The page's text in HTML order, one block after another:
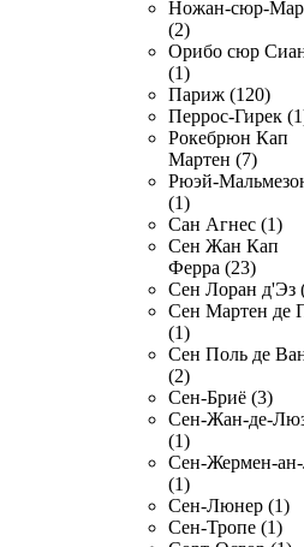
Ножан-сюр-
(2)
Орибо сюр
(1)
Париж (120)
Перрос-Гирек
Рокебрюн Кап
Мартен (7)
Рюэй-
(1)
Сан Агнес (1)
Сен Жан Кап
Ферра (23)
Сен Лоран д'Эз
Сен Мартен де
(1)
Сен Поль де
(2)
Сен-Бриё (3)
Сен-Жан-де-
(1)
Сен-Жермен-
(1)
Сен-Люнер (1)
Сен-Тропе (1)